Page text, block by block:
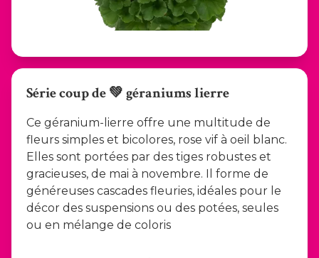
Série coup de 💚 géraniums lierre
Ce géranium-lierre offre une multitude de
fleurs simples et bicolores, rose vif à oeil blanc.
Elles sont portées par des tiges robustes et
gracieuses, de mai à novembre. Il forme de
généreuses cascades fleuries, idéales pour le
décor des suspensions ou des potées, seules
ou en mélange de coloris